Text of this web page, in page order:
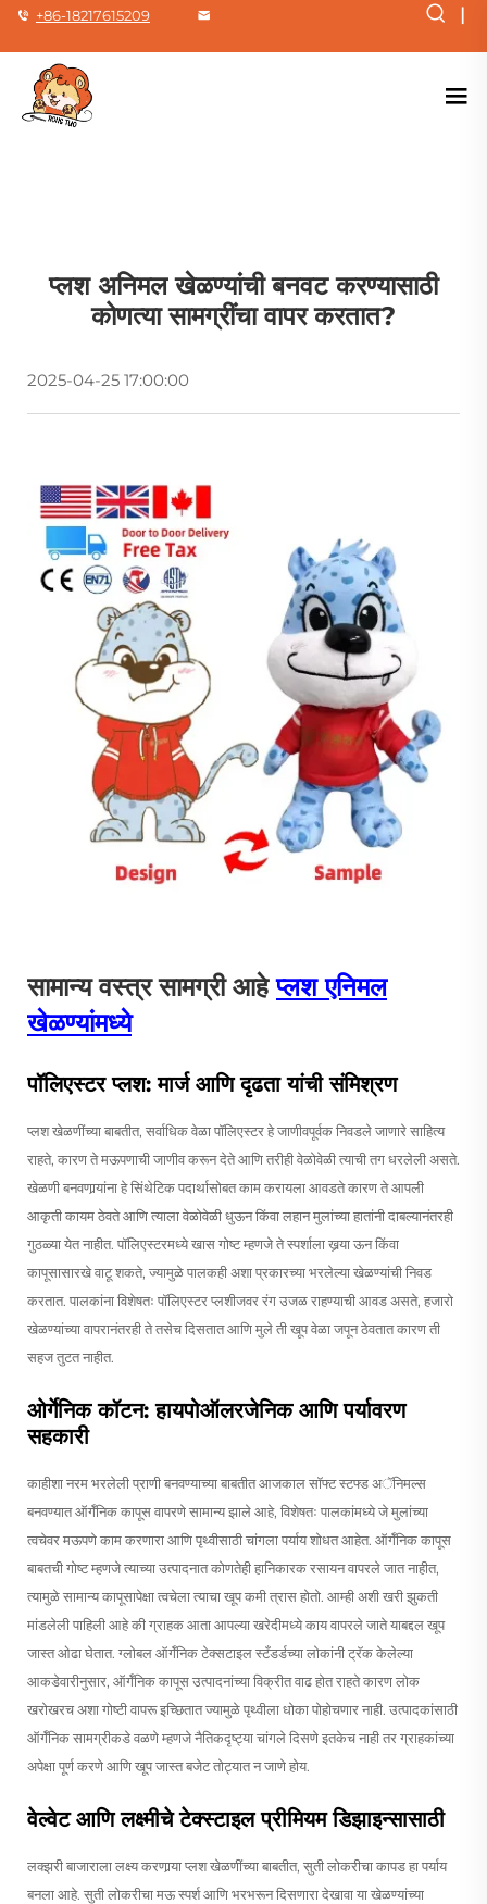
+86-18217615209 |
प्लश अनिमल खेळण्यांची बनवट करण्यासाठी
कोणत्या सामग्रींचा वापर करतात?
2025-04-25 17:00:00
सामान्य वस्त्र सामग्री आहेप्लश एनिमल
खेळण्यांमध्ये
पॉलिएस्टर प्लश: मार्ज आणि दृढता यांची संमिश्रण
प्लश खेळणींच्या बाबतीत, सर्वाधिक वेळा पॉलिएस्टर हे जाणीवपूर्वक निवडले जाणारे साहित्य
राहते, कारण ते मऊपणाची जाणीव करून देते आणि तरीही वेळोवेळी त्याची तग धरलेली असते.
खेळणी बनवणार्‍यांना हे सिंथेटिक पदार्थासोबत काम करायला आवडते कारण ते आपली
आकृती कायम ठेवते आणि त्याला वेळोवेळी धुऊन किंवा लहान मुलांच्या हातांनी दाबल्यानंतरही
गुठळ्या येत नाहीत. पॉलिएस्टरमध्ये खास गोष्ट म्हणजे ते स्पर्शाला खर्‍या ऊन किंवा
कापूसासारखे वाटू शकते, ज्यामुळे पालकही अशा प्रकारच्या भरलेल्या खेळण्यांची निवड
करतात. पालकांना विशेषतः पॉलिएस्टर प्लशीजवर रंग उजळ राहण्याची आवड असते, हजारो
खेळण्यांच्या वापरानंतरही ते तसेच दिसतात आणि मुले ती खूप वेळा जपून ठेवतात कारण ती
सहज तुटत नाहीत.
ओर्गेनिक कॉटन: हायपोऑलरजेनिक आणि पर्यावरण
सहकारी
काहीशा नरम भरलेली प्राणी बनवण्याच्या बाबतीत आजकाल सॉफ्ट स्टफ्ड अॅनिमल्स
बनवण्यात ऑर्गॅनिक कापूस वापरणे सामान्य झाले आहे, विशेषतः पालकांमध्ये जे मुलांच्या
त्वचेवर मऊपणे काम करणारा आणि पृथ्वीसाठी चांगला पर्याय शोधत आहेत. ऑर्गॅनिक कापूस
बाबतची गोष्ट म्हणजे त्याच्या उत्पादनात कोणतेही हानिकारक रसायन वापरले जात नाहीत,
त्यामुळे सामान्य कापूसापेक्षा त्वचेला त्याचा खूप कमी त्रास होतो. आम्ही अशी खरी झुकती
मांडलेली पाहिली आहे की ग्राहक आता आपल्या खरेदीमध्ये काय वापरले जाते याबद्दल खूप
जास्त ओढा घेतात. ग्लोबल ऑर्गॅनिक टेक्सटाइल स्टँडर्डच्या लोकांनी ट्रॅक केलेल्या
आकडेवारीनुसार, ऑर्गॅनिक कापूस उत्पादनांच्या विक्रीत वाढ होत राहते कारण लोक
खरोखरच अशा गोष्टी वापरू इच्छितात ज्यामुळे पृथ्वीला धोका पोहोचणार नाही. उत्पादकांसाठी
ऑर्गॅनिक सामग्रीकडे वळणे म्हणजे नैतिकदृष्ट्या चांगले दिसणे इतकेच नाही तर ग्राहकांच्या
अपेक्षा पूर्ण करणे आणि खूप जास्त बजेट तोट्यात न जाणे होय.
वेल्वेट आणि लक्ष्मीचे टेक्स्टाइल प्रीमियम डिझाइन्सासाठी
लक्झरी बाजाराला लक्ष्य करणार्‍या प्लश खेळणींच्या बाबतीत, सुती लोकरीचा कापड हा पर्याय
बनला आहे. सुती लोकरीचा मऊ स्पर्श आणि भरभरून दिसणारा देखावा या खेळण्यांच्या